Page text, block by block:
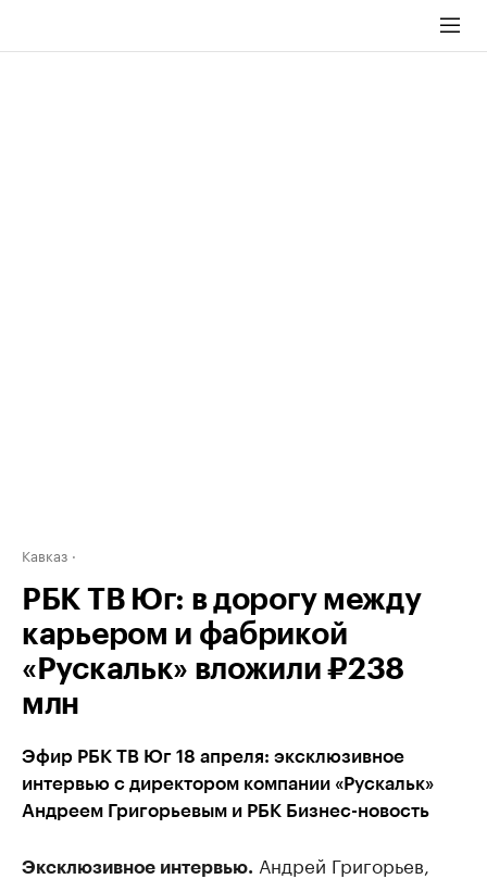
Кавказ
РБК ТВ Юг: в дорогу между
карьером и фабрикой
«Рускальк» вложили ₽238
млн
Эфир РБК ТВ Юг 18 апреля: эксклюзивное
интервью с директором компании «Рускальк»
Андреем Григорьевым и РБК Бизнес-новость
Эксклюзивное интервью. Андрей Григорьев,